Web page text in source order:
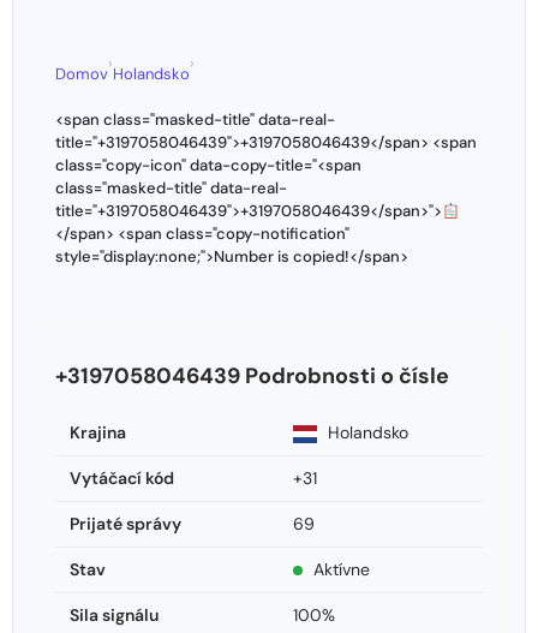
Domov
›
Holandsko
›
<span class="masked-title" data-real-
title="+3197058046439">+3197058046439</span> <span
class="copy-icon" data-copy-title="<span
class="masked-title" data-real-
title="+3197058046439">+3197058046439</span>">
</span> <span class="copy-notification"
style="display:none;">Number is copied!</span>
+3197058046439 Podrobnosti o čísle
Krajina Holandsko
Vytáčací kód +31
Prijaté správy 69
Stav Aktívne
Sila signálu 100%